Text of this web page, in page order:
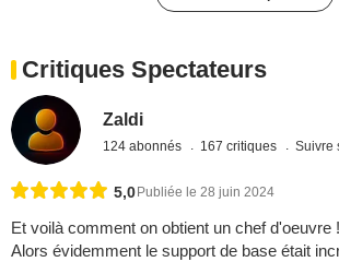
Critiques Spectateurs
Zaldi
124 abonnés 167 critiques Suivre
5,0Publiée le 28 juin 2024
Et voilà comment on obtient un chef d'oeuvre
Alors évidemment le support de base était